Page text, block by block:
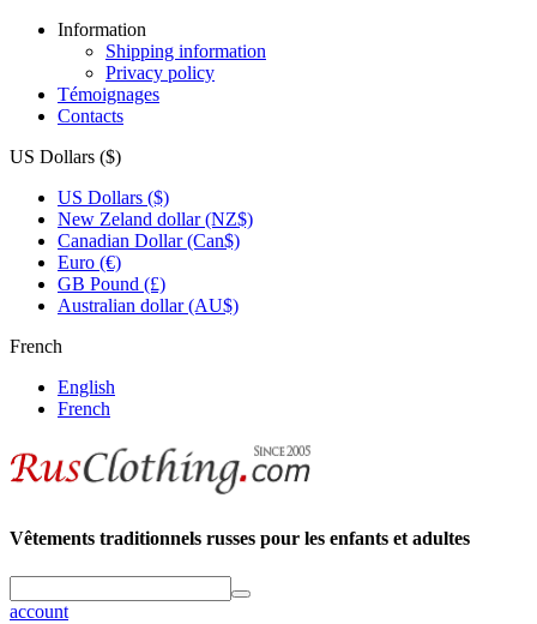
Information
Shipping information
Privacy policy
Témoignages
Contacts
US Dollars ($)
US Dollars ($)
New Zeland dollar (NZ$)
Canadian Dollar (Can$)
Euro (€)
GB Pound (£)
Australian dollar (AU$)
French
English
French
Vêtements traditionnels russes pour les enfants et adultes
account